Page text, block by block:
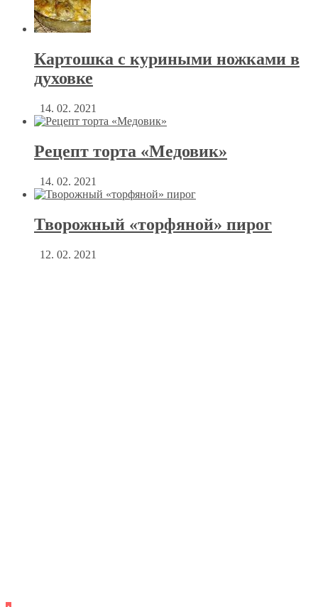
Картошка с куриными ножками в
духовке
14. 02. 2021
Рецепт торта «Медовик»
14. 02. 2021
Творожный «торфяной» пирог
12. 02. 2021